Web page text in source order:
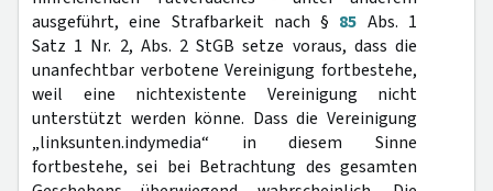
ausgeführt, eine Strafbarkeit nach § 85 Abs. 1
Satz 1 Nr. 2, Abs. 2 StGB setze voraus, dass die
unanfechtbar verbotene Vereinigung fortbestehe,
weil eine nichtexistente Vereinigung nicht
unterstützt werden könne. Dass die Vereinigung
„linksunten.indymedia“ in diesem Sinne
fortbestehe, sei bei Betrachtung des gesamten